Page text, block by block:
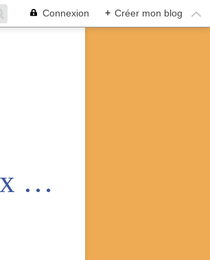
Connexion + Créer mon blog
Amicale nationale des anciens de la Poste aux armées